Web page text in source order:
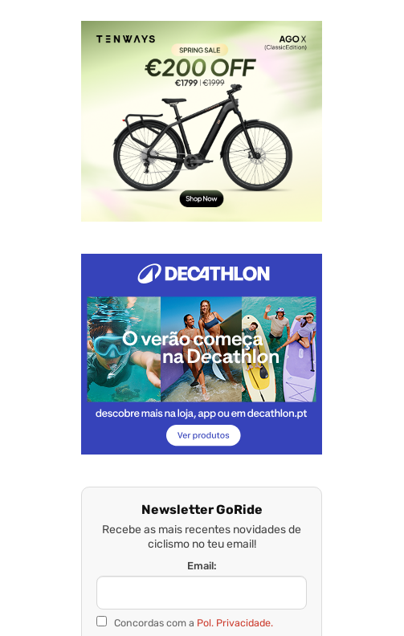
Newsletter GoRide
Recebe as mais recentes novidades de
ciclismo no teu email!
Email:
Concordas com a Pol. Privacidade.